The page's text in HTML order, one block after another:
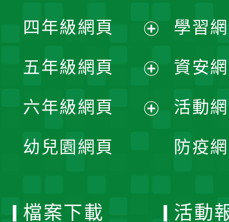
單
選
單
開
選
單
四年級網頁
開
選
五年級網頁
開
六年級網頁
幼兒園網頁
學習
資安
活動
防疫
檔案下載 活動